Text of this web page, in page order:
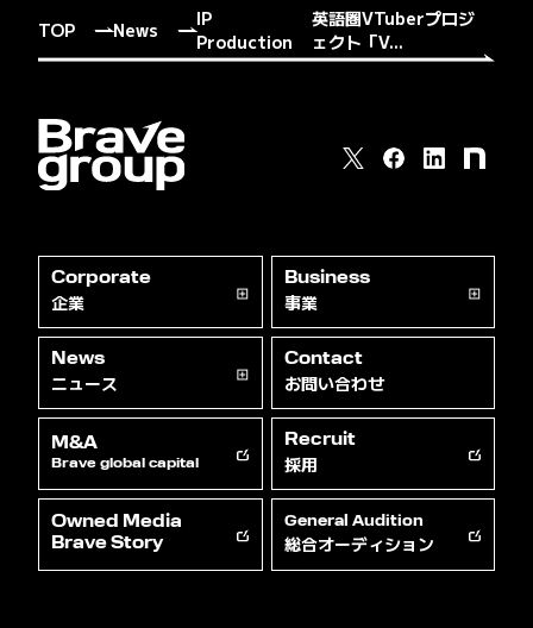
TOP News
IP
Production
英語圏VTuberプロジ
ェクト「V...
Corporate
企業
Business
事業
News
ニュース
Contact
お問い合わせ
M&A
Brave global capital
Recruit
採用
Owned Media
Brave Story
General Audition
総合オーディション